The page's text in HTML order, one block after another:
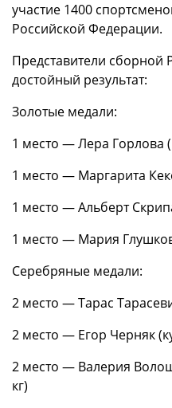
участие 1400
Российской Федерации.
Представители сборной
достойный результат:
Золотые медали:
1 место — Лера Горлова
1 место — Маргарита
1 место — Альберт
1 место — Мария
Серебряные медали:
2 место — Тарас
2 место — Егор Черняк
2 место — Валерия
кг)